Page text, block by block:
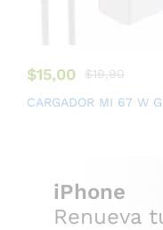
$15,00 $19,90
CARGADOR MI 67 W
iPhone
Renueva